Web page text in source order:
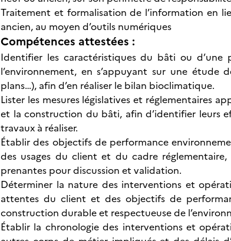
Traitement et formalisation de l’information en
ancien, au moyen d’outils numériques
Compétences attestées :
Identifier les caractéristiques du bâti ou
l’environnement, en s’appuyant sur une
plans…), afin d’en réaliser le bilan bioclimatique.
Lister les mesures législatives et réglementaires
et la construction du bâti, afin d’identifier leurs
travaux à réaliser.
Établir des objectifs de performance
des usages du client et du cadre
prenantes pour discussion et validation.
Déterminer la nature des interventions et
attentes du client et des objectifs de
construction durable et respectueuse de
Établir la chronologie des interventions et